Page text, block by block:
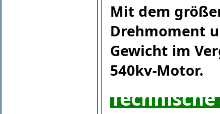
Mit dem
Drehmoment
Gewicht im
540kv-Motor.